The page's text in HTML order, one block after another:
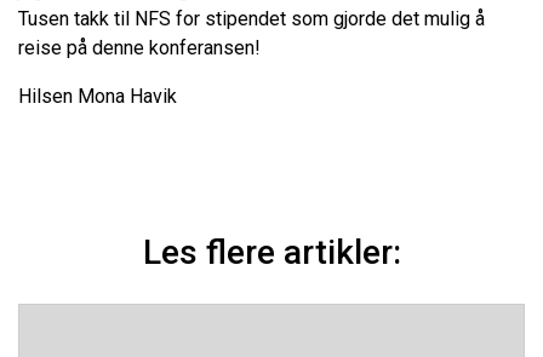
Tusen takk til NFS for stipendet som gjorde det mulig å
reise på denne konferansen!
Hilsen Mona Havik
Les flere artikler: